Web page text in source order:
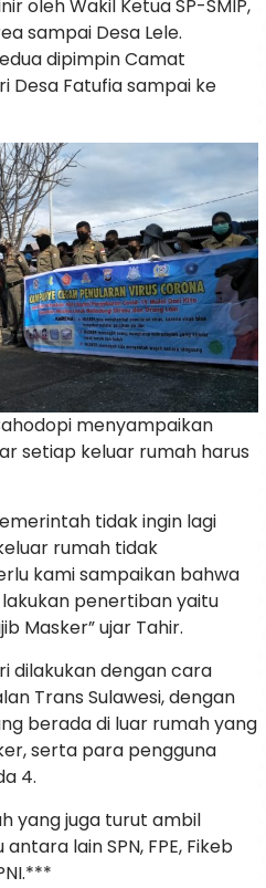
oleh Wakil Ketua SP-SMIP,
sampai Desa Lele.
dipimpin Camat
Desa Fatufia sampai ke
menyampaikan
setiap keluar rumah harus
tidak ingin lagi
rumah tidak
kami sampaikan bahwa
penertiban yaitu
Masker” ujar Tahir.
dilakukan dengan cara
Trans Sulawesi, dengan
berada di luar rumah yang
serta para pengguna
4.
yang juga turut ambil
lain SPN, FPE, Fikeb